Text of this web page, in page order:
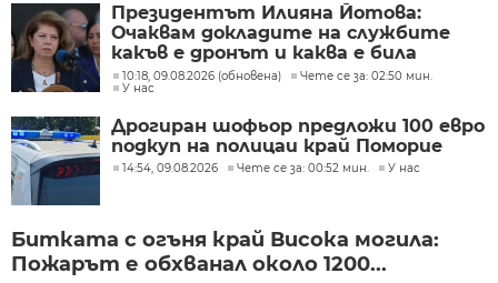
Президентът Илияна Йотова:
Очаквам докладите на службите
какъв е дронът и каква е била
неговата роля
10:18, 09.08.2026 (обновена)
Чете се за: 02:50 мин.
У нас
Дрогиран шофьор предложи 100 евро
подкуп на полицаи край Поморие
14:54, 09.08.2026 Чете се за: 00:52 мин. У нас
Битката с огъня край Висока могила:
Пожарът е обхванал около 1200...